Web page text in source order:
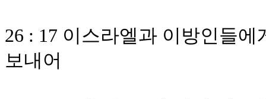
26 : 17 이스라엘과 이방인들
보내어